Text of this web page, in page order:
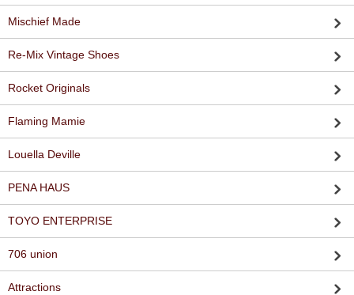
Mischief Made
Re-Mix Vintage Shoes
Rocket Originals
Flaming Mamie
Louella Deville
PENA HAUS
TOYO ENTERPRISE
706 union
Attractions